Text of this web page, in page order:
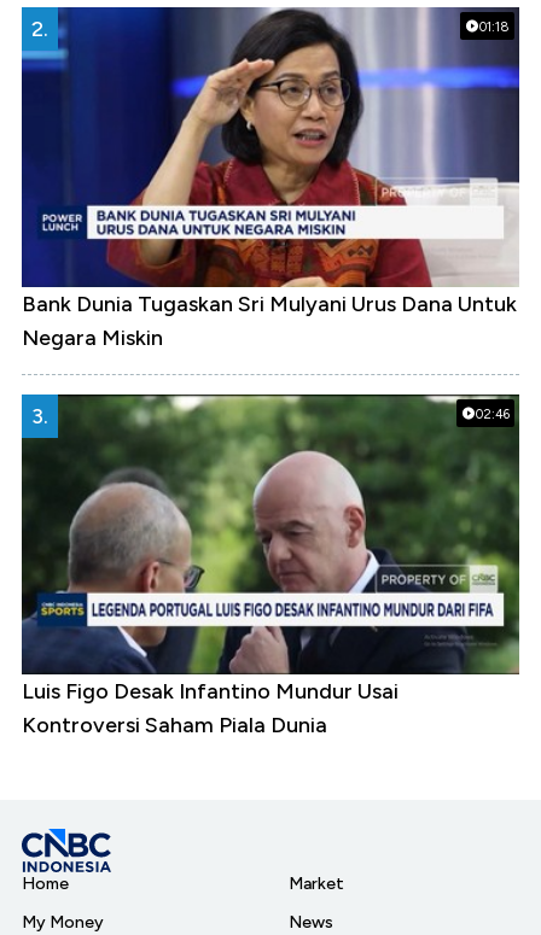
01:18
2.
Bank Dunia Tugaskan Sri Mulyani Urus Dana Untuk
Negara Miskin
02:46
3.
Luis Figo Desak Infantino Mundur Usai
Kontroversi Saham Piala Dunia
Home
My Money
Market
News